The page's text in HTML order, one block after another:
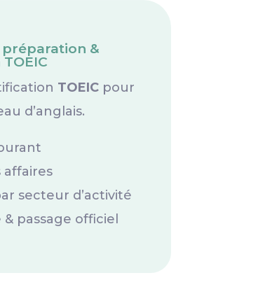
préparation &
TOEIC pour
d’anglais.
affaires
secteur d’activité
passage officiel